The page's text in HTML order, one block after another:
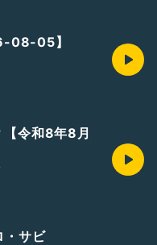
08-05】
令和8年8月
・サビ